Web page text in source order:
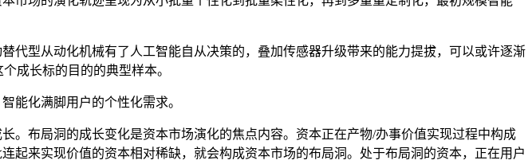
型从动化机械有了人工智能自从决策的，叠加传感器升级带来的能力提拔，可以或许逐渐
成长标的目的的典型样本。
化满脚用户的个性化需求。
布局洞的成长变化是资本市场演化的焦点内容。资本正在产物/办事价值实现过程中构成
起来实现价值的资本相对稀缺，就会构成资本市场的布局洞。处于布局洞的资本，正在用户